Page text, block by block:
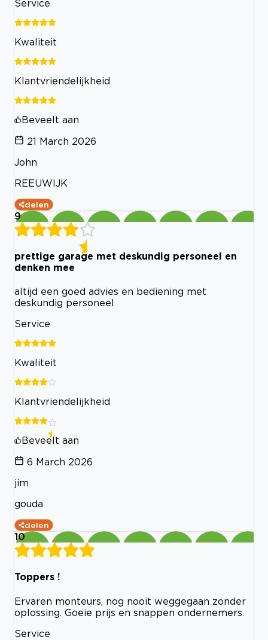
Service
Kwaliteit
Klantvriendelijkheid
Beveelt aan
21 March 2026
John
REEUWIJK
delen
9
prettige garage met deskundig personeel en
denken mee
altijd een goed advies en bediening met
deskundig personeel
Service
Kwaliteit
Klantvriendelijkheid
Beveelt aan
6 March 2026
jim
gouda
delen
10
Toppers !
Ervaren monteurs, nog nooit weggegaan zonder
oplossing. Goeie prijs en snappen ondernemers.
Service